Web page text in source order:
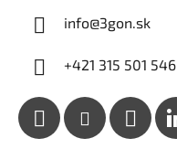
info@3gon.sk
+421 315 501 546